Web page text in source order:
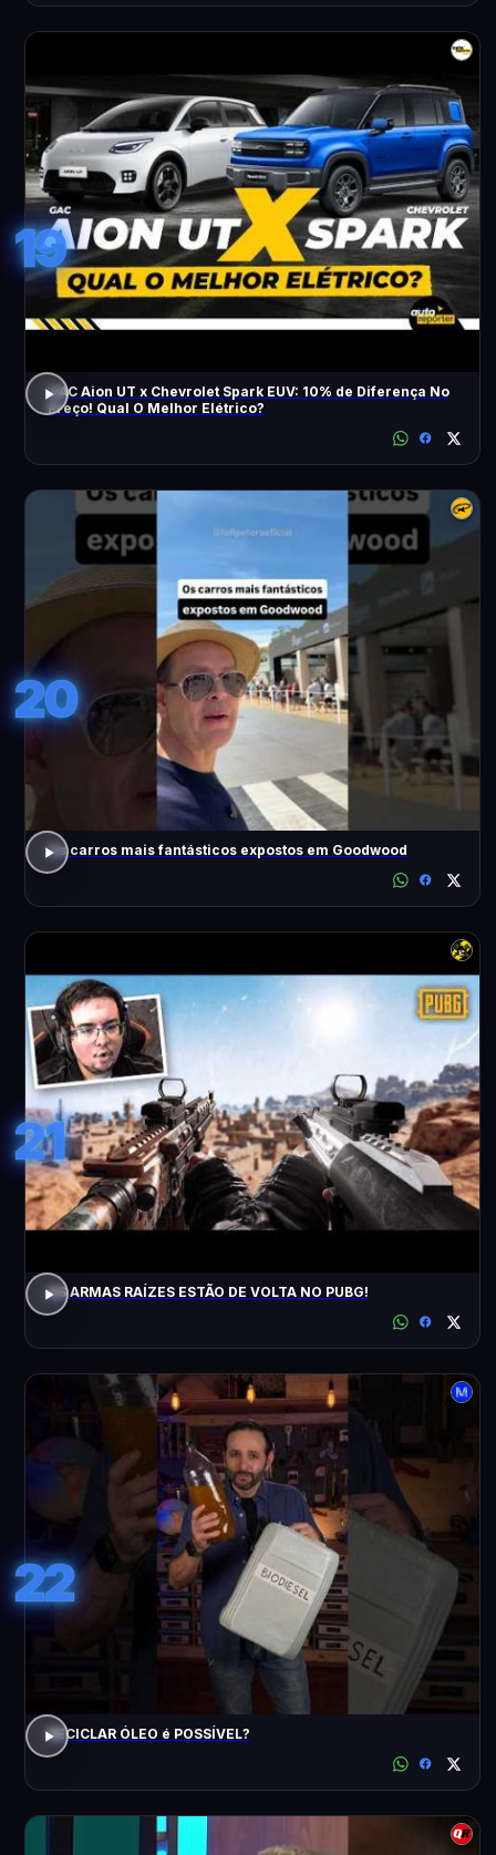
19
GAC Aion UT x Chevrolet Spark EUV: 10% de Diferença No
Preço! Qual O Melhor Elétrico?
20
Os carros mais fantásticos expostos em Goodwood
21
AS ARMAS RAÍZES ESTÃO DE VOLTA NO PUBG!
22
RECICLAR ÓLEO é POSSÍVEL?